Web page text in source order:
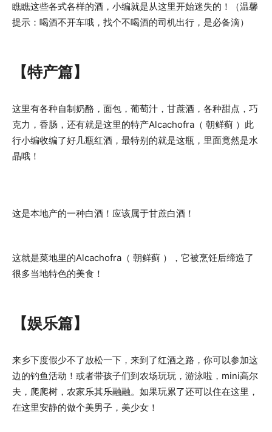
瞧瞧这些各式各样的酒，小编就是从这里开始迷失的！（温馨
提示：喝酒不开车哦，找个不喝酒的司机出行，是必备滴）
【特产篇】
这里有各种自制奶酪，面包，葡萄汁，甘蔗酒，各种甜点，巧
克力，香肠，还有就是这里的特产Alcachofra（ 朝鲜蓟 ）此
行小编收编了好几瓶红酒，最特别的就是这瓶，里面竟然是水
晶哦！
这是本地产的一种白酒！应该属于甘蔗白酒！
这就是菜地里的Alcachofra（ 朝鲜蓟 ），它被烹饪后缔造了
很多当地特色的美食！
【娱乐篇】
来乡下度假少不了放松一下，来到了红酒之路，你可以参加这
边的钓鱼活动！或者带孩子们到农场玩玩，游泳啦，mini高尔
夫，爬爬树，农家乐其乐融融。如果玩累了还可以住在这里，
在这里安静的做个美男子，美少女！